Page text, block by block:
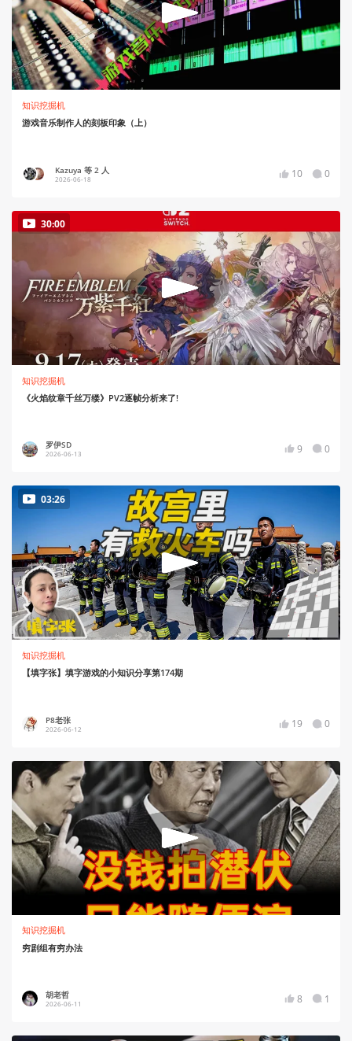
知识挖掘机
游戏音乐制作人的刻板印象（上）
Kazuya 等 2 人
2026-06-18 10 0
30:00
知识挖掘机
《火焰纹章千丝万缕》PV2逐帧分析来了!
罗伊SD
2026-06-13 9 0
03:26
知识挖掘机
【填字张】填字游戏的小知识分享第174期
P8老张
2026-06-12 19 0
知识挖掘机
穷剧组有穷办法
胡老哲
2026-06-11 8 1